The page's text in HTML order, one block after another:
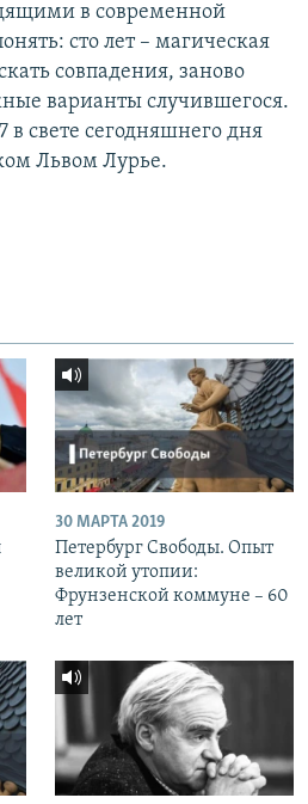
в современной
сто лет – магическая
совпадения, заново
варианты случившегося.
свете сегодняшнего дня
Львом Лурье.
30 МАРТА 2019
Петербург Свободы. Опыт
великой утопии:
Фрунзенской коммуне – 60
лет